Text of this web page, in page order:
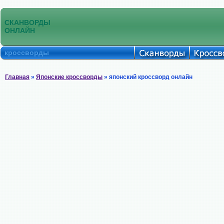
СКАНВОРДЫ
ОНЛАЙН
кроссворды
Главная » Японские кроссворды » японский кроссворд онлайн